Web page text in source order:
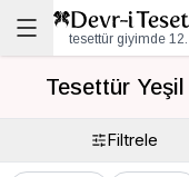
tesettür giyimde 12.
Tesettür
Filtrele